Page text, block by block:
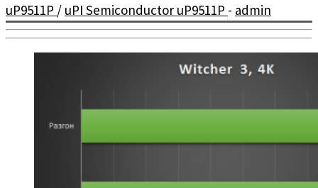
uP9511P / uPI Semiconductor uP9511P - admin